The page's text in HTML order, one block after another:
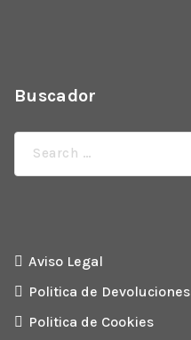
Buscador
Aviso Legal
Politica de Devoluciones
Politica de Cookies